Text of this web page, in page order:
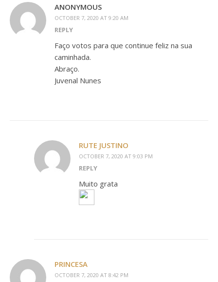
ANONYMOUS
OCTOBER 7, 2020 AT 9:20 AM
REPLY
Faço votos para que continue feliz na sua
caminhada.
Abraço.
Juvenal Nunes
RUTE JUSTINO
OCTOBER 7, 2020 AT 9:03 PM
REPLY
Muito grata
PRINCESA
OCTOBER 7, 2020 AT 8:42 PM